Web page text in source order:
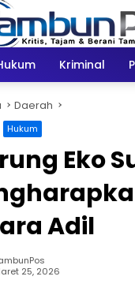
Kriminal
Daerah
Hukum
Eko
Adil
25, 2026